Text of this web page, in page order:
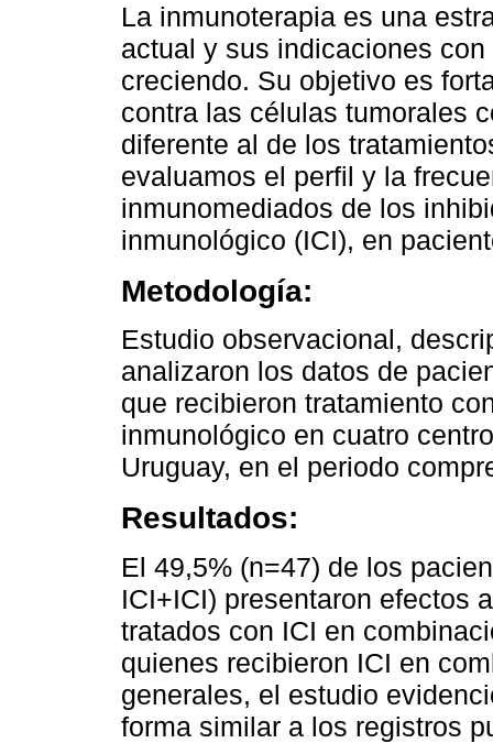
La inmunoterapia es una
actual y sus indicaciones
creciendo. Su objetivo es
contra las células tumorales
diferente al de los
evaluamos el perfil y la
inmunomediados de los
inmunológico (ICI), en
Metodología:
Estudio observacional,
analizaron los datos de
que recibieron tratamiento
inmunológico en cuatro
Uruguay, en el periodo
Resultados:
El 49,5% (n=47) de los
ICI+ICI) presentaron efectos
tratados con ICI en
quienes recibieron ICI en
generales, el estudio
forma similar a los registros